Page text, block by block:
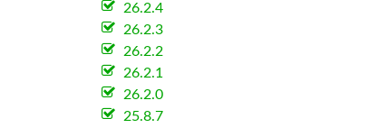
26.2.4
26.2.3
26.2.2
26.2.1
26.2.0
25.8.7